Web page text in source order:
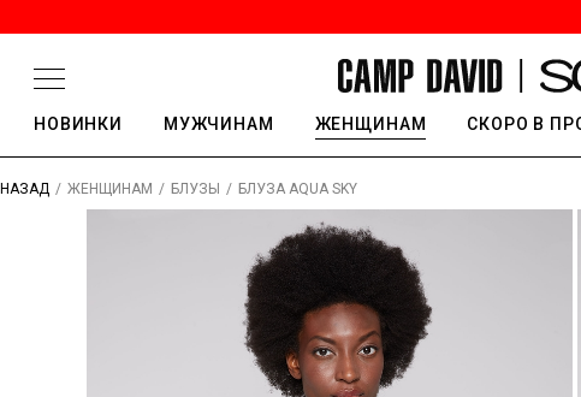
НОВИНКИ МУЖЧИНАМ ЖЕНЩИНАМ СКОРО В
НАЗАД / ЖЕНЩИНАМ / БЛУЗЫ / БЛУЗА AQUA SKY